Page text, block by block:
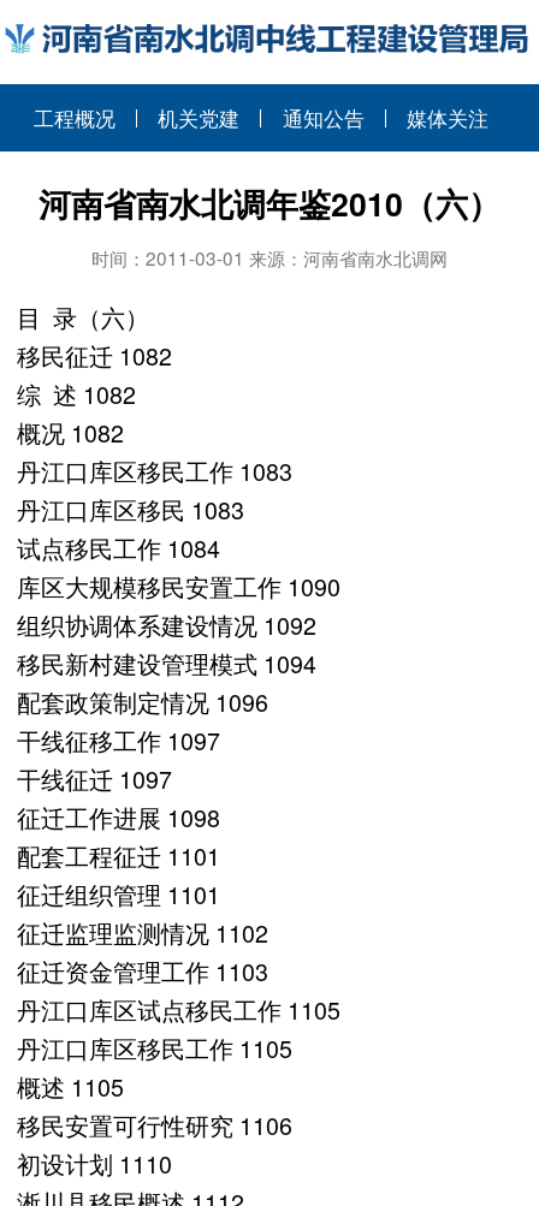
工程概况 机关党建 通知公告 媒体关注
河南省南水北调年鉴2010（六）
时间：2011-03-01 来源：河南省南水北调网
目 录（六）
移民征迁 1082
综 述 1082
概况 1082
丹江口库区移民工作 1083
丹江口库区移民 1083
试点移民工作 1084
库区大规模移民安置工作 1090
组织协调体系建设情况 1092
移民新村建设管理模式 1094
配套政策制定情况 1096
干线征移工作 1097
干线征迁 1097
征迁工作进展 1098
配套工程征迁 1101
征迁组织管理 1101
征迁监理监测情况 1102
征迁资金管理工作 1103
丹江口库区试点移民工作 1105
丹江口库区移民工作 1105
概述 1105
移民安置可行性研究 1106
初设计划 1110